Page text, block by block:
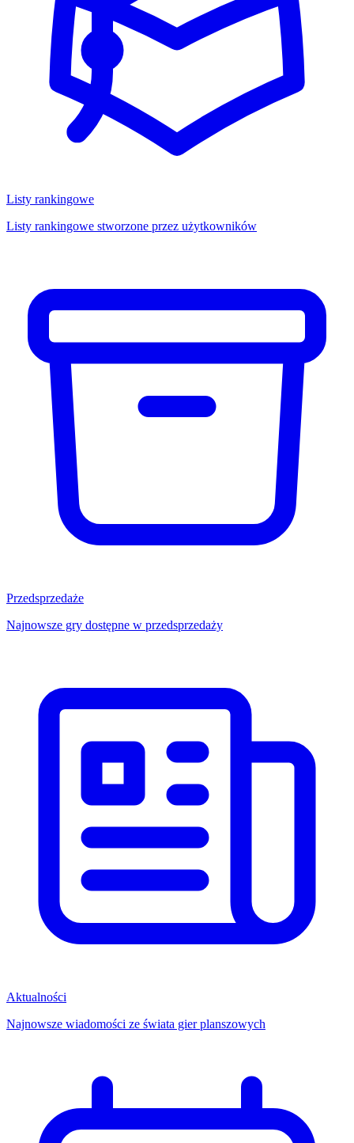
Listy rankingowe
Listy rankingowe stworzone przez użytkowników
Przedsprzedaże
Najnowsze gry dostępne w przedsprzedaży
Aktualności
Najnowsze wiadomości ze świata gier planszowych